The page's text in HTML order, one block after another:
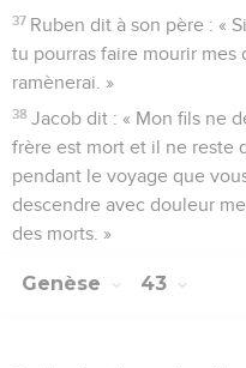
37 Ruben dit à son père : «
tu pourras faire mourir
ramènerai. »
38 Jacob dit : « Mon fils ne
frère est mort et il ne reste
pendant le voyage que
descendre avec douleur
des morts. »
Genèse 43